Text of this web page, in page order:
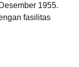
1955.
fasilitas